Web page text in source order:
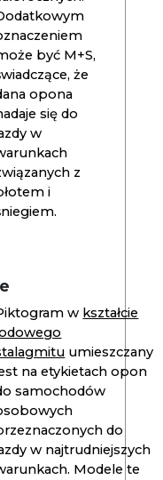
być M+S,
że
opona
się do
w
z
i
w kształcie
umieszczany
na etykietach opon
samochodów
do
w najtrudniejszych
Modele te